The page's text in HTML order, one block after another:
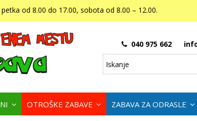
od 8.00 do 17.00, sobota od 8.00 – 12.00.
040 975 662
OTROŠKE ZABAVE ZABAVA ZA ODRASLE